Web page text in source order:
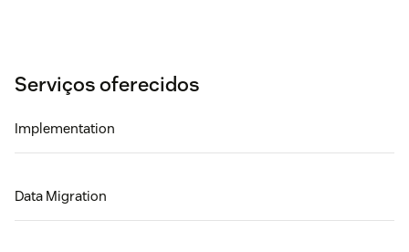
Serviços oferecidos
Implementation
Data Migration